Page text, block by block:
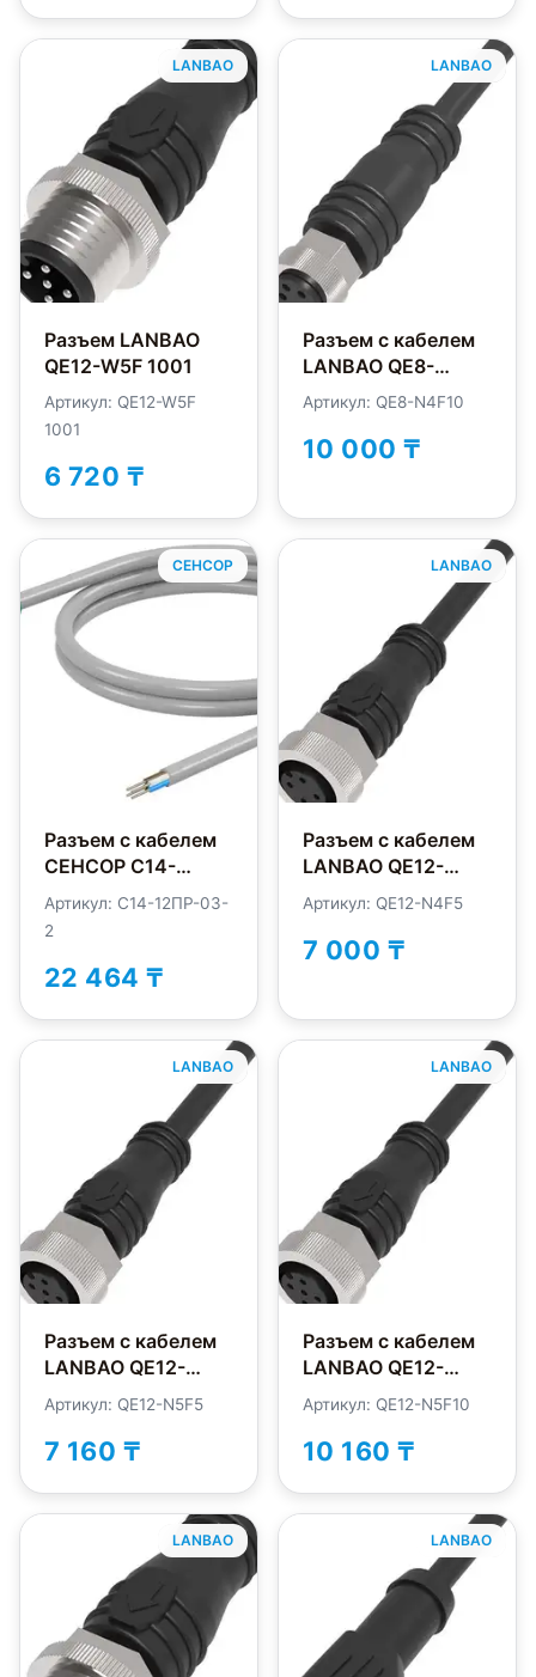
LANBAO
Разъем LANBAO
QE12-W5F 1001
Артикул: QE12-W5F
1001
6 720 ₸
LANBAO
Разъем с кабелем
LANBAO QE8-
N4F10
Артикул: QE8-N4F10
10 000 ₸
СЕНСОР
Разъем с кабелем
СЕНСОР С14-
12ПР-03-2
Артикул: С14-12ПР-03-
2
22 464 ₸
LANBAO
Разъем с кабелем
LANBAO QE12-
N4F5
Артикул: QE12-N4F5
7 000 ₸
LANBAO
Разъем с кабелем
LANBAO QE12-
N5F5
Артикул: QE12-N5F5
7 160 ₸
LANBAO
Разъем с кабелем
LANBAO QE12-
N5F10
Артикул: QE12-N5F10
10 160 ₸
LANBAO LANBAO